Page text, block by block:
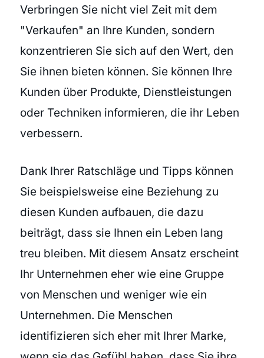
Verbringen Sie nicht viel Zeit mit dem
"Verkaufen" an Ihre Kunden, sondern
konzentrieren Sie sich auf den Wert, den
Sie ihnen bieten können. Sie können Ihre
Kunden über Produkte, Dienstleistungen
oder Techniken informieren, die ihr Leben
verbessern.
Dank Ihrer Ratschläge und Tipps können
Sie beispielsweise eine Beziehung zu
diesen Kunden aufbauen, die dazu
beiträgt, dass sie Ihnen ein Leben lang
treu bleiben. Mit diesem Ansatz erscheint
Ihr Unternehmen eher wie eine Gruppe
von Menschen und weniger wie ein
Unternehmen. Die Menschen
identifizieren sich eher mit Ihrer Marke,